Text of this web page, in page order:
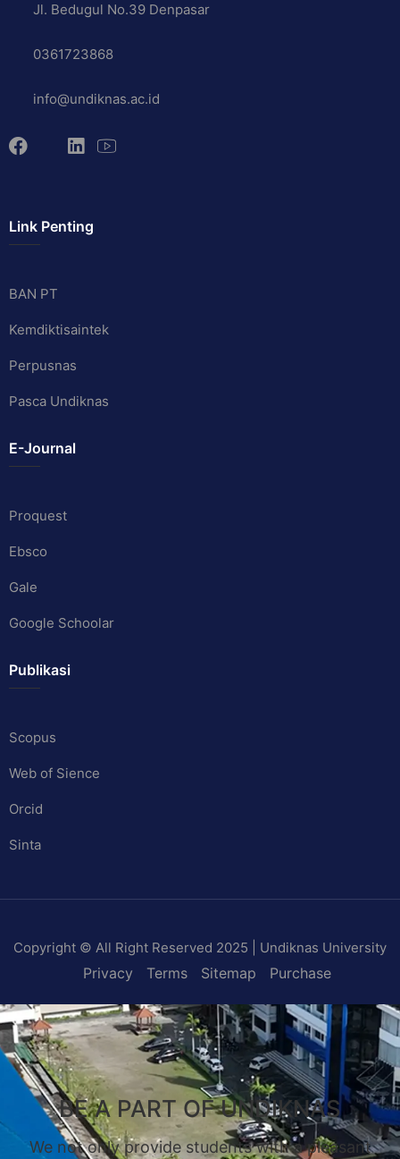
Jl. Bedugul No.39 Denpasar
0361723868
info@undiknas.ac.id
Link Penting
BAN PT
Kemdiktisaintek
Perpusnas
Pasca Undiknas
E-Journal
Proquest
Ebsco
Gale
Google Schoolar
Publikasi
Scopus
Web of Sience
Orcid
Sinta
Copyright © All Right Reserved 2025 | Undiknas University
Privacy Terms Sitemap Purchase
BE A PART OF UNDIKNAS
We not only provide students with a pleasant